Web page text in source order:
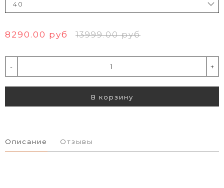
8290.00 руб 13999.00 руб
- +
В корзину
Описание Отзывы